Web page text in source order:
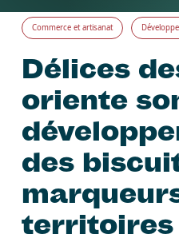
Commerce et artisanat
Délices
oriente
des
territoires